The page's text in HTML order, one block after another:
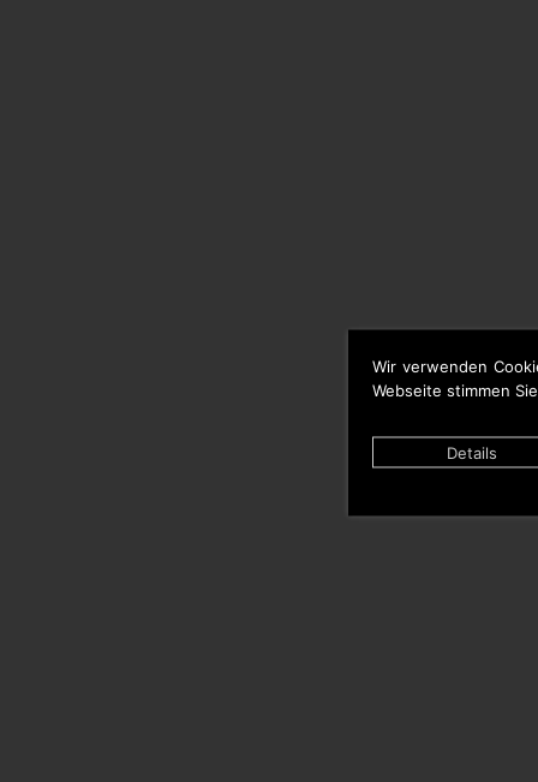
Wir verwenden
Webseite stimmen
Details